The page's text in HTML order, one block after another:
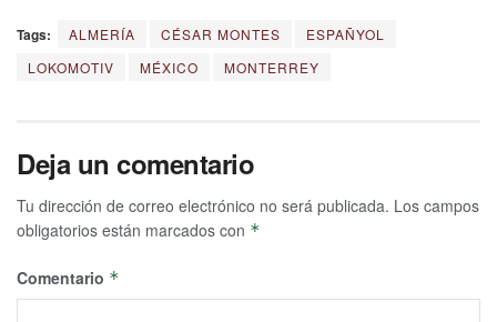
Tags: ALMERÍA CÉSAR MONTES
ESPAÑYOL
LOKOMOTIV
MÉXICO MONTERREY
Deja un comentario
Tu dirección de correo electrónico no será publicada. Los campos
obligatorios están marcados con *
Comentario *